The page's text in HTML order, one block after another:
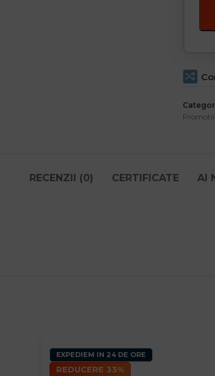
Promotii
RECENZII (0) CERTIFICATE AI
EXPEDIEM IN 24 DE ORE
REDUCERE 33%